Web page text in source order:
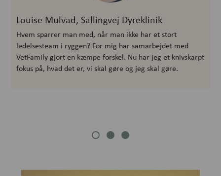
Louise Mulvad, Sallingvej Dyreklinik
Hvem sparrer man med, når man ikke har et stort
ledelsesteam i ryggen? For mig har samarbejdet med
VetFamily gjort en kæmpe forskel. Nu har jeg et knivskarpt
fokus på, hvad det er, vi skal gøre og jeg skal gøre.